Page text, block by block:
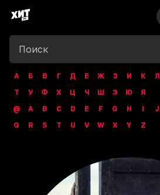
А Б В Г Д Е Ж З И К Л
Т
У Ф Х Ц Ч Ш Э Ю
Я
@
A B C D E F G H I J
Q
R S T U V W X Y Z